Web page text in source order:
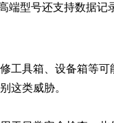
端型号还支持数据记
工具箱、设备箱等
这类威胁。